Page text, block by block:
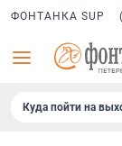
ФОНТАНКА SUP
Куда пойти на